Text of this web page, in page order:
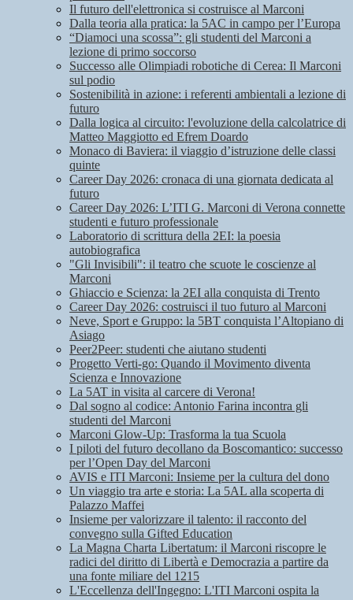
Il futuro dell'elettronica si costruisce al Marconi
Dalla teoria alla pratica: la 5AC in campo per l’Europa
“Diamoci una scossa”: gli studenti del Marconi a
lezione di primo soccorso
Successo alle Olimpiadi robotiche di Cerea: Il Marconi
sul podio
Sostenibilità in azione: i referenti ambientali a lezione di
futuro
Dalla logica al circuito: l'evoluzione della calcolatrice di
Matteo Maggiotto ed Efrem Doardo
Monaco di Baviera: il viaggio d’istruzione delle classi
quinte
Career Day 2026: cronaca di una giornata dedicata al
futuro
Career Day 2026: L’ITI G. Marconi di Verona connette
studenti e futuro professionale
Laboratorio di scrittura della 2EI: la poesia
autobiografica
"Gli Invisibili": il teatro che scuote le coscienze al
Marconi
Ghiaccio e Scienza: la 2EI alla conquista di Trento
Career Day 2026: costruisci il tuo futuro al Marconi
Neve, Sport e Gruppo: la 5BT conquista l’Altopiano di
Asiago
Peer2Peer: studenti che aiutano studenti
Progetto Verti-go: Quando il Movimento diventa
Scienza e Innovazione
La 5AT in visita al carcere di Verona!
Dal sogno al codice: Antonio Farina incontra gli
studenti del Marconi
Marconi Glow-Up: Trasforma la tua Scuola
I piloti del futuro decollano da Boscomantico: successo
per l’Open Day del Marconi
AVIS e ITI Marconi: Insieme per la cultura del dono
Un viaggio tra arte e storia: La 5AL alla scoperta di
Palazzo Maffei
Insieme per valorizzare il talento: il racconto del
convegno sulla Gifted Education
La Magna Charta Libertatum: il Marconi riscopre le
radici del diritto di Libertà e Democrazia a partire da
una fonte miliare del 1215
L'Eccellenza dell'Ingegno: L'ITI Marconi ospita la